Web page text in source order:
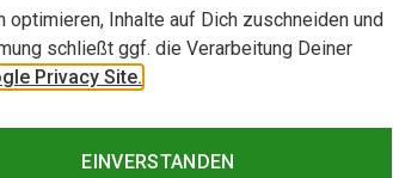
Inhalte auf Dich zuschneiden und
schließt ggf. die Verarbeitung Deiner
Privacy Site.
EINVERSTANDEN